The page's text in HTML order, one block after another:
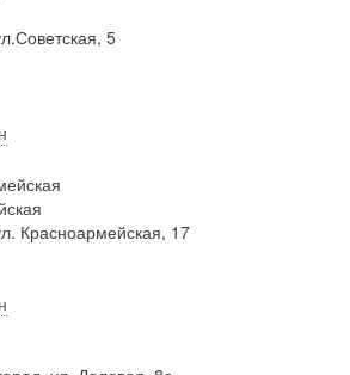
5
Красноармейская, 17